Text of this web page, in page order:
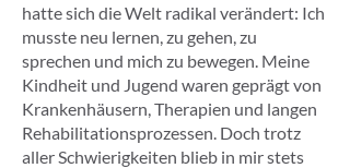
hatte sich die Welt radikal verändert: Ich
musste neu lernen, zu gehen, zu
sprechen und mich zu bewegen. Meine
Kindheit und Jugend waren geprägt von
Krankenhäusern, Therapien und langen
Rehabilitationsprozessen. Doch trotz
aller Schwierigkeiten blieb in mir stets